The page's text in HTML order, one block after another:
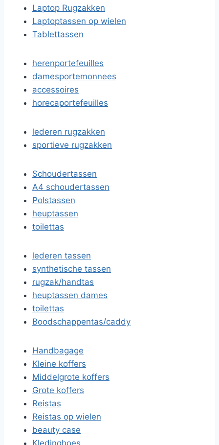
Laptop Rugzakken
Laptoptassen op wielen
Tablettassen
herenportefeuilles
damesportemonnees
accessoires
horecaportefeuilles
lederen rugzakken
sportieve rugzakken
Schoudertassen
A4 schoudertassen
Polstassen
heuptassen
toilettas
lederen tassen
synthetische tassen
rugzak/handtas
heuptassen dames
toilettas
Boodschappentas/caddy
Handbagage
Kleine koffers
Middelgrote koffers
Grote koffers
Reistas
Reistas op wielen
beauty case
Kledinghoes